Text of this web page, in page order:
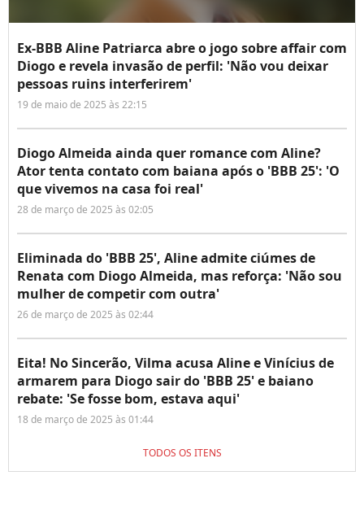
Ex-BBB Aline Patriarca abre o jogo sobre affair com
Diogo e revela invasão de perfil: 'Não vou deixar
pessoas ruins interferirem'
19 de maio de 2025 às 22:15
Diogo Almeida ainda quer romance com Aline?
Ator tenta contato com baiana após o 'BBB 25': 'O
que vivemos na casa foi real'
28 de março de 2025 às 02:05
Eliminada do 'BBB 25', Aline admite ciúmes de
Renata com Diogo Almeida, mas reforça: 'Não sou
mulher de competir com outra'
26 de março de 2025 às 02:44
Eita! No Sincerão, Vilma acusa Aline e Vinícius de
armarem para Diogo sair do 'BBB 25' e baiano
rebate: 'Se fosse bom, estava aqui'
18 de março de 2025 às 01:44
TODOS OS ITENS